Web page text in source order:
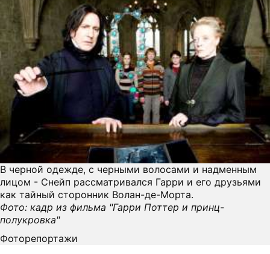
В черной одежде, с черными волосами и надменным
лицом - Снейп рассматривался Гарри и его друзьями
как тайный сторонник Волан-де-Морта.
Фото: кадр из фильма "Гарри Поттер и принц-
полукровка"
Фоторепортажи